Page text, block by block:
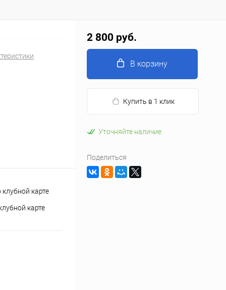
карте
2 800 руб.
В корзину
Купить в 1 клик
Уточняйте наличие
Поделиться